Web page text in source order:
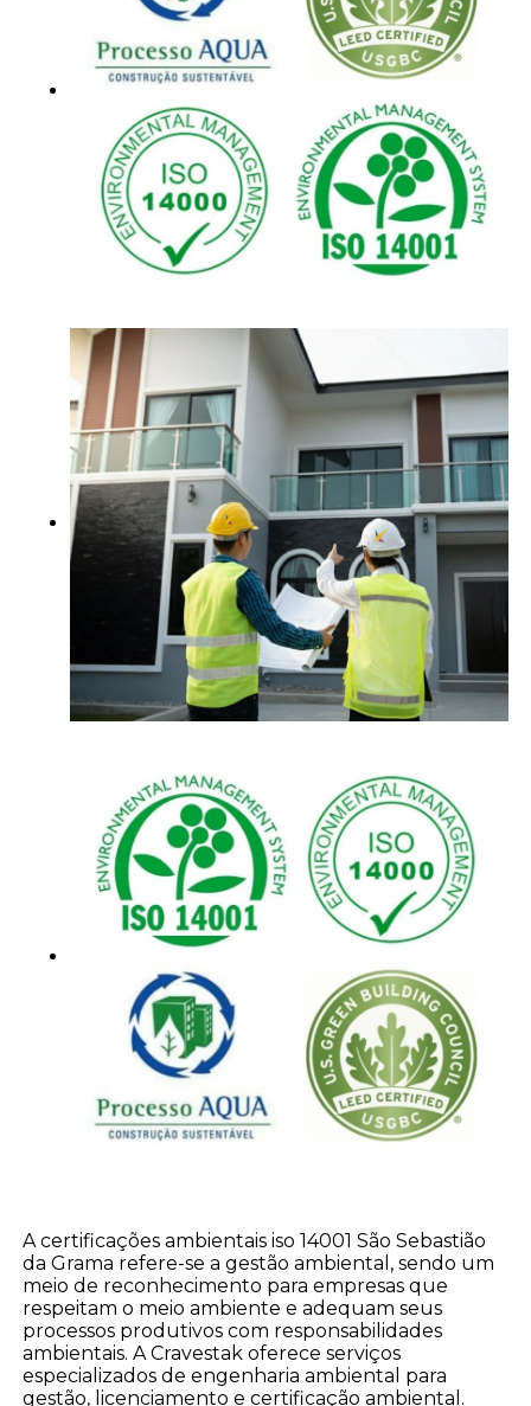
A certificações ambientais iso 14001 São Sebastião
da Grama refere-se a gestão ambiental, sendo um
meio de reconhecimento para empresas que
respeitam o meio ambiente e adequam seus
processos produtivos com responsabilidades
ambientais. A Cravestak oferece serviços
especializados de engenharia ambiental para
gestão, licenciamento e certificação ambiental.